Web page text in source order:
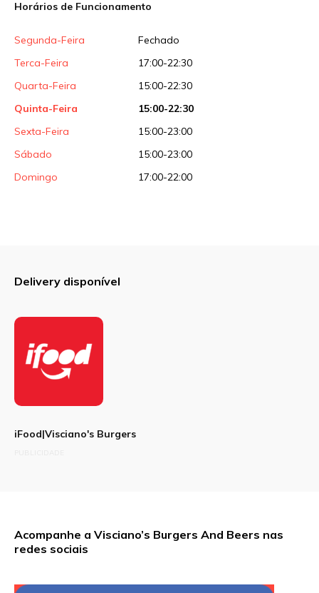
Sua avaliação
Horários de Funcionamento
Segunda-Feira
Fechado
Terca-Feira
17:00-22:30
Quarta-Feira
15:00-22:30
Quinta-Feira
15:00-22:30
Sexta-Feira
15:00-23:00
Sábado
15:00-23:00
Domingo
17:00-22:00
Delivery disponível
iFood|Visciano's Burgers
Acompanhe a Visciano’s Burgers And Beers nas
redes sociais